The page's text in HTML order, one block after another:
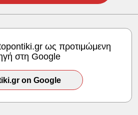
ως προτιμώμενη
στη Google
on Google